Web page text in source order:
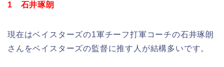
1 石井琢朗
現在はベイスターズの1軍チーフ打軍コーチの石井琢朗
さんをベイスターズの監督に推す人が結構多いです。